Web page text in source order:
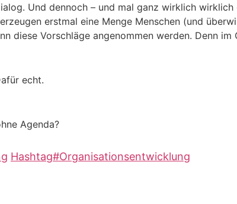
Und dennoch – und mal ganz wirklich
erstmal eine Menge Menschen (und
diese Vorschläge angenommen werden. Denn im
echt.
Agenda?
Hashtag#Organisationsentwicklung